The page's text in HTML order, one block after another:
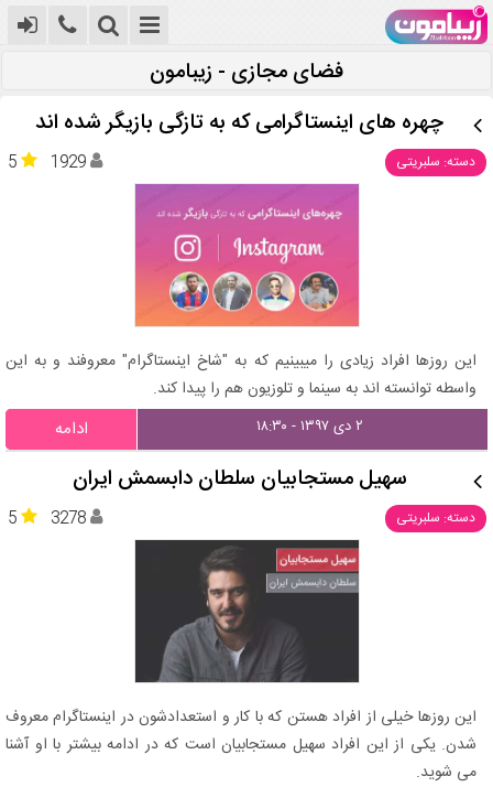
فضای مجازی - زیبامون
چهره های اینستاگرامی که به تازگی بازیگر شده اند
دسته: سلبریتی 5 1929
این روزها افراد زیادی را میبینیم که به "شاخ اینستاگرام" معروفند و به این
واسطه توانسته اند به سینما و تلوزیون هم را پیدا کند.
۲ دی ۱۳۹۷ - ۱۸:۳۰ ادامه
سهیل مستجابیان سلطان دابسمش ایران
دسته: سلبریتی 5 3278
این روزها خیلی از افراد هستن که با کار و استعدادشون در اینستاگرام معروف
شدن. یکی از این افراد سهیل مستجابیان است که در ادامه بیشتر با او آشنا
می شوید.